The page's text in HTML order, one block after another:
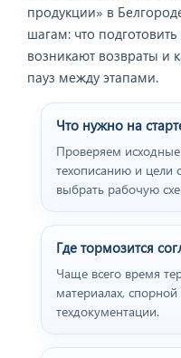
продукции» в
шагам: что
возникают возвраты и
пауз между этапами.
Что нужно на
Проверяем
техописанию и цели
выбрать рабочую
Где тормозится
Чаще всего время
материалах,
техдокументации.